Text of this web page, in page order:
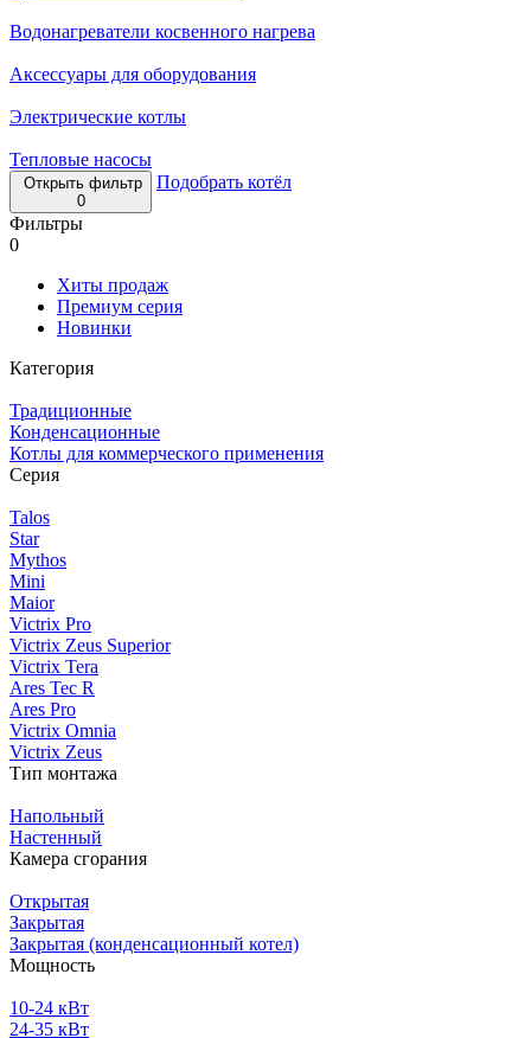
Водонагреватели косвенного нагрева
Аксессуары для оборудования
Электрические котлы
Тепловые насосы
Открыть фильтр
0
Подобрать котёл
Фильтры
0
Хиты продаж
Премиум серия
Новинки
Категория
Традиционные
Конденсационные
Котлы для коммерческого применения
Серия
Talos
Star
Mythos
Mini
Maior
Victrix Pro
Victrix Zeus Superior
Victrix Tera
Ares Tec R
Ares Pro
Victrix Omnia
Victrix Zeus
Тип монтажа
Напольный
Настенный
Камера сгорания
Открытая
Закрытая
Закрытая (конденсационный котел)
Мощность
10-24 кВт
24-35 кВт